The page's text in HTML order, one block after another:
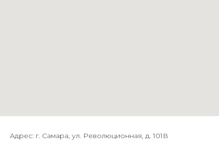
Адрес: г. Самара, ул. Революционная, д. 101В